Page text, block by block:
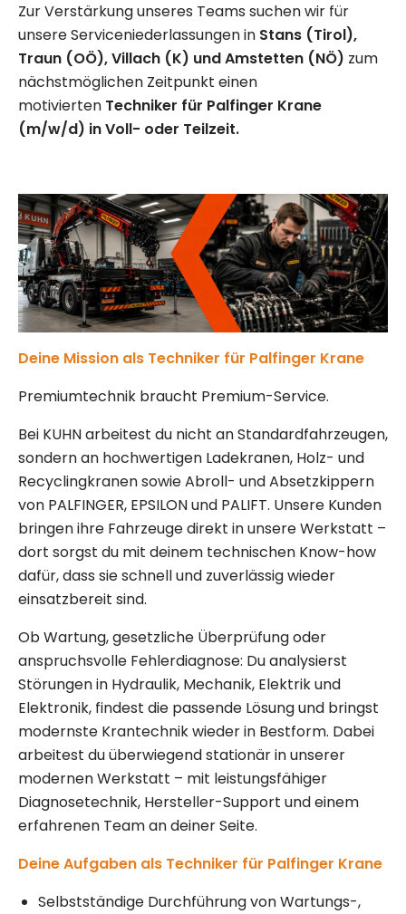
Zur Verstärkung unseres Teams suchen wir für
unsere Serviceniederlassungen in Stans (Tirol),
Traun (OÖ), Villach (K) und Amstetten (NÖ) zum
nächstmöglichen Zeitpunkt einen
motivierten Techniker für Palfinger Krane
(m/w/d) in Voll- oder Teilzeit.
Deine Mission als Techniker für Palfinger Krane
Premiumtechnik braucht Premium-Service.
Bei KUHN arbeitest du nicht an Standardfahrzeugen,
sondern an hochwertigen Ladekranen, Holz- und
Recyclingkranen sowie Abroll- und Absetzkippern
von PALFINGER, EPSILON und PALIFT. Unsere Kunden
bringen ihre Fahrzeuge direkt in unsere Werkstatt –
dort sorgst du mit deinem technischen Know-how
dafür, dass sie schnell und zuverlässig wieder
einsatzbereit sind.
Ob Wartung, gesetzliche Überprüfung oder
anspruchsvolle Fehlerdiagnose: Du analysierst
Störungen in Hydraulik, Mechanik, Elektrik und
Elektronik, findest die passende Lösung und bringst
modernste Krantechnik wieder in Bestform. Dabei
arbeitest du überwiegend stationär in unserer
modernen Werkstatt – mit leistungsfähiger
Diagnosetechnik, Hersteller-Support und einem
erfahrenen Team an deiner Seite.
Deine Aufgaben als Techniker für Palfinger Krane
Selbstständige Durchführung von Wartungs-,